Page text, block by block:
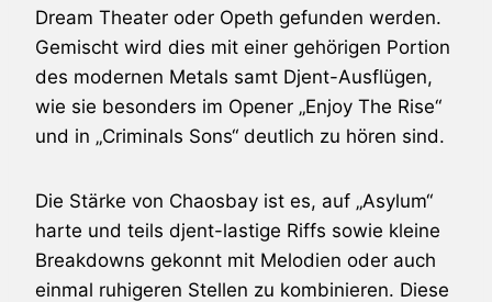
Dream Theater oder Opeth gefunden werden.
Gemischt wird dies mit einer gehörigen Portion
des modernen Metals samt Djent-Ausflügen,
wie sie besonders im Opener „Enjoy The Rise“
und in „Criminals Sons“ deutlich zu hören sind.
Die Stärke von Chaosbay ist es, auf „Asylum“
harte und teils djent-lastige Riffs sowie kleine
Breakdowns gekonnt mit Melodien oder auch
einmal ruhigeren Stellen zu kombinieren. Diese